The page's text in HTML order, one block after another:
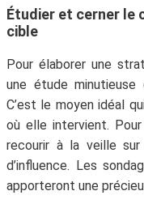
Étudier et cerner le
cible
Pour élaborer une
une étude
C’est le moyen idéal
où elle intervient.
recourir à la veille
d’influence. Les
apporteront une